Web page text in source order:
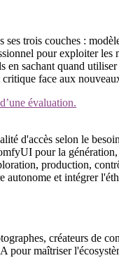
trois couches :
pour exploiter les
sachant quand
face aux
évaluation.
d'accès selon le
pour la
production,
et intégrer
créateurs de
pour maîtriser